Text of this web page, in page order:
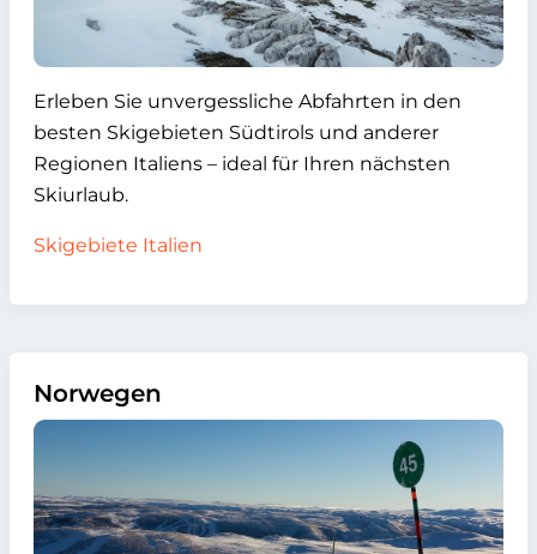
Erleben Sie unvergessliche Abfahrten in den
besten Skigebieten Südtirols und anderer
Regionen Italiens – ideal für Ihren nächsten
Skiurlaub.
Skigebiete Italien
Norwegen